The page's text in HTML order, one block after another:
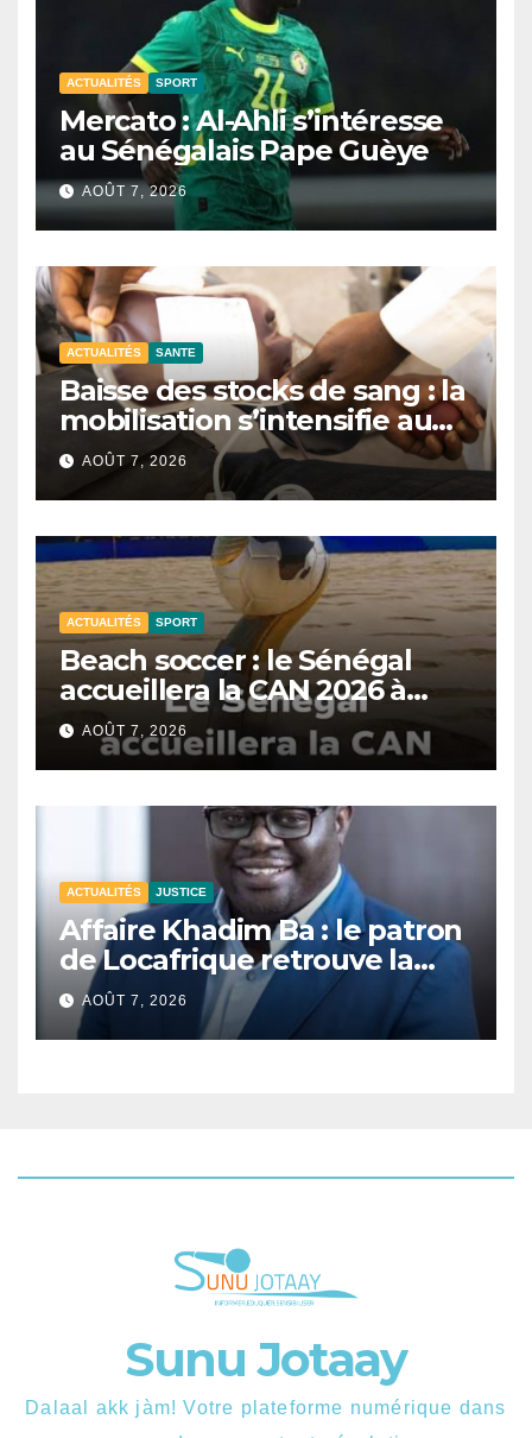
ACTUALITÉS SPORT
Mercato : Al-Ahli s’intéresse
au Sénégalais Pape Guèye
AOÛT 7, 2026
ACTUALITÉS SANTE
Baisse des stocks de sang : la
mobilisation s’intensifie au
CNTS de Dakar.
AOÛT 7, 2026
ACTUALITÉS SPORT
Beach soccer : le Sénégal
accueillera la CAN 2026 à
Dakar.
AOÛT 7, 2026
ACTUALITÉS JUSTICE
Affaire Khadim Ba : le patron
de Locafrique retrouve la
liberté.
AOÛT 7, 2026
Sunu Jotaay
Dalaal akk jàm! Votre plateforme numérique dans